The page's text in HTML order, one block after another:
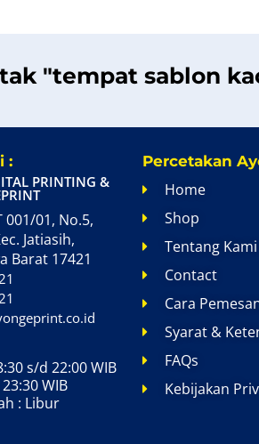
"tempat sablon
:
PRINTING &
001/01, No.5,
Jatiasih,
Barat 17421
s/d 22:00 WIB
WIB
: Libur
Percetakan
Home
Shop
Tentang Kami
Contact
Cara
Syarat &
FAQs
Kebijakan